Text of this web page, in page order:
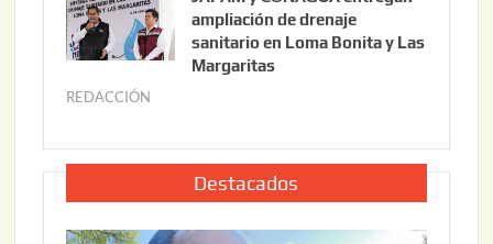
2
0
l
i
o
,
0
2
ampliación de drenaje
sanitario en Loma Bonita y Las
Margaritas
REDACCIÓN
l
o
2
Destacados